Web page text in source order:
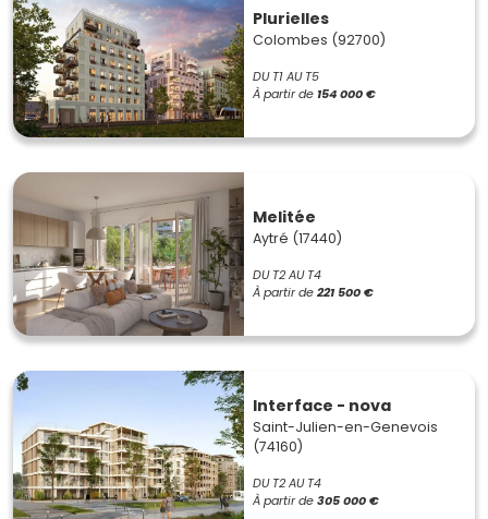
Plurielles
Colombes (92700)
DU T1 AU T5
À partir de 154 000 €
Melitée
Aytré (17440)
DU T2 AU T4
À partir de221 500 €
Interface - nova
Saint-Julien-en-Genevois
(74160)
DU T2 AU T4
À partir de305 000 €